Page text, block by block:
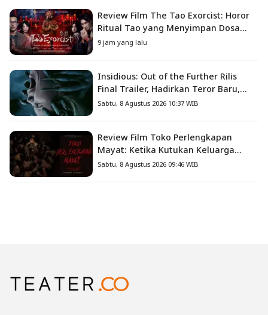
Review Film The Tao Exorcist: Horor
Ritual Tao yang Menyimpan Dosa
Masa Lalu
9 jam yang lalu
Insidious: Out of the Further Rilis
Final Trailer, Hadirkan Teror Baru,
Iblis Kini Masuk ke Dunia Manusia
Sabtu, 8 Agustus 2026 10:37 WIB
Review Film Toko Perlengkapan
Mayat: Ketika Kutukan Keluarga
Menjadi Sumber Teror yang
Sabtu, 8 Agustus 2026 09:46 WIB